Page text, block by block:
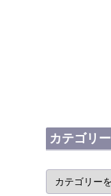
カテゴリー